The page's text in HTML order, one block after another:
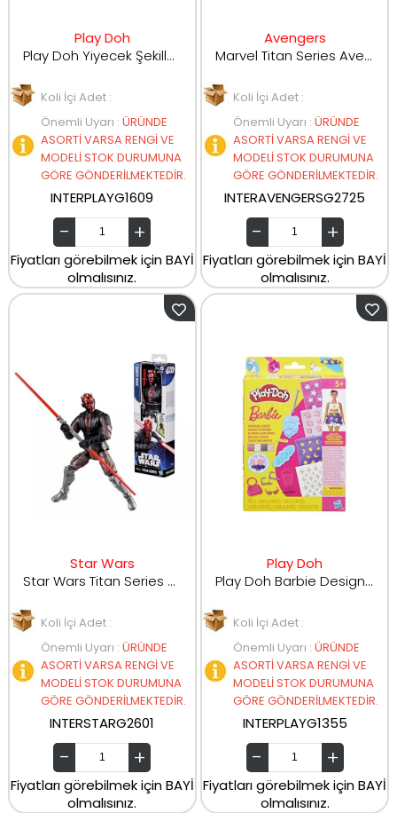
Play Doh
Play Doh Yiyecek Şekilleri Oyun seti G1609
Koli İçi Adet :
Önemli Uyarı : ÜRÜNDE
ASORTİ VARSA RENGİ VE
MODELİ STOK DURUMUNA
GÖRE GÖNDERİLMEKTEDİR.
INTERPLAYG1609
Fiyatları görebilmek için BAYİ
olmalısınız.
Avengers
Marvel Titan Series Avengers 29 Cm Figurleri G2725
Koli İçi Adet :
Önemli Uyarı : ÜRÜNDE
ASORTİ VARSA RENGİ VE
MODELİ STOK DURUMUNA
GÖRE GÖNDERİLMEKTEDİR.
INTERAVENGERSG2725
Fiyatları görebilmek için BAYİ
olmalısınız.
Star Wars
Star Wars Titan Series 30 Cm Figürleri
Koli İçi Adet :
Önemli Uyarı : ÜRÜNDE
ASORTİ VARSA RENGİ VE
MODELİ STOK DURUMUNA
GÖRE GÖNDERİLMEKTEDİR.
INTERSTARG2601
Fiyatları görebilmek için BAYİ
olmalısınız.
Play Doh
Play Doh Barbie Designer Aksesuar Paketi G1355
Koli İçi Adet :
Önemli Uyarı : ÜRÜNDE
ASORTİ VARSA RENGİ VE
MODELİ STOK DURUMUNA
GÖRE GÖNDERİLMEKTEDİR.
INTERPLAYG1355
Fiyatları görebilmek için BAYİ
olmalısınız.